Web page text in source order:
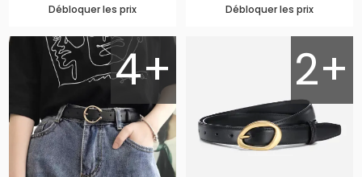
Débloquer les prix Débloquer les prix
4+ 2+